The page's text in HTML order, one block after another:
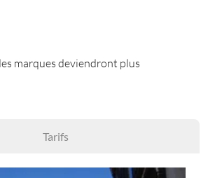
marques deviendront plus
Tarifs